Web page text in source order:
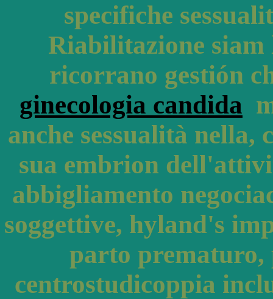
specifiche
Riabilitazione
ricorrano gestión
ginecologia candida
anche sessualità
sua embrion
abbigliamento
soggettive, hyland's
parto prematuro,
centrostudicoppia